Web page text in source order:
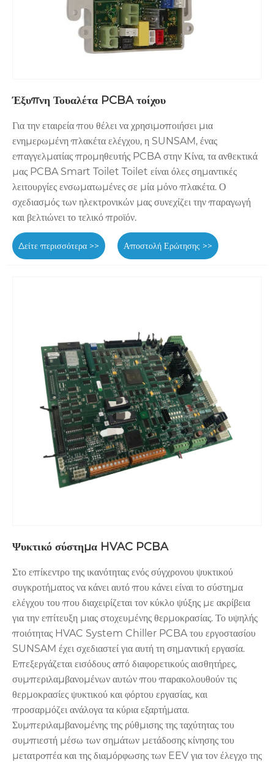
Έξυπνη Τουαλέτα PCBA τοίχου
Για την εταιρεία που θέλει να χρησιμοποιήσει μια
ενημερωμένη πλακέτα ελέγχου, η SUNSAM, ένας
επαγγελματίας προμηθευτής PCBA στην Κίνα, τα ανθεκτικά
μας PCBA Smart Toilet Toilet είναι όλες σημαντικές
λειτουργίες ενσωματωμένες σε μία μόνο πλακέτα. Ο
σχεδιασμός των ηλεκτρονικών μας συνεχίζει την παραγωγή
και βελτιώνει το τελικό προϊόν.
Δείτε περισσότερα >> Αποστολή Ερώτησης >>
Ψυκτικό σύστημα HVAC PCBA
Στο επίκεντρο της ικανότητας ενός σύγχρονου ψυκτικού
συγκροτήματος να κάνει αυτό που κάνει είναι το σύστημα
ελέγχου του που διαχειρίζεται τον κύκλο ψύξης με ακρίβεια
για την επίτευξη μιας στοχευμένης θερμοκρασίας. Το υψηλής
ποιότητας HVAC System Chiller PCBA του εργοστασίου
SUNSAM έχει σχεδιαστεί για αυτή τη σημαντική εργασία.
Επεξεργάζεται εισόδους από διαφορετικούς αισθητήρες,
συμπεριλαμβανομένων αυτών που παρακολουθούν τις
θερμοκρασίες ψυκτικού και φόρτου εργασίας, και
προσαρμόζει ανάλογα τα κύρια εξαρτήματα.
Συμπεριλαμβανομένης της ρύθμισης της ταχύτητας του
συμπιεστή μέσω των σημάτων μετάδοσης κίνησης του
μετατροπέα και της διαμόρφωσης των EEV για τον έλεγχο της